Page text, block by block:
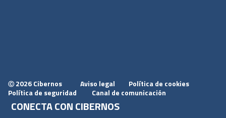
Ⓒ 2026 Cibernos Aviso legal
Política de cookies
Política de seguridad
Canal de comunicación
CONECTA CON CIBERNOS